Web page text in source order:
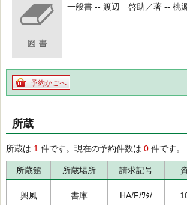
一般書 -- 渡辺 啓助／著 -- 桃
予約かごへ
所蔵
所蔵は 1 件です。現在の予約件数は 0 件です。
所蔵館 所蔵場所 請求記号
興風 書庫 HA/F/ﾜﾀ/